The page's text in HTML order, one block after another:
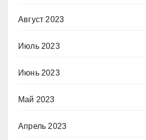
Август 2023
Июль 2023
Июнь 2023
Май 2023
Апрель 2023